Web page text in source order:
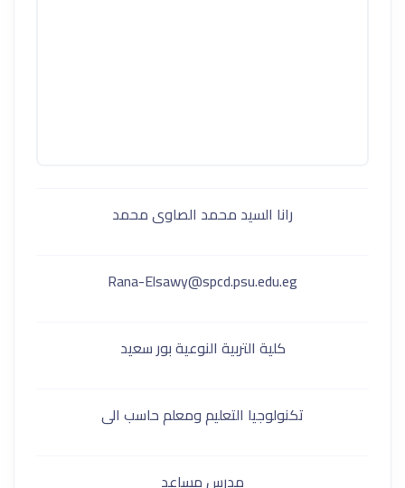
رانا السيد محمد الصاوى محمد
Rana-Elsawy@spcd.psu.edu.eg
كلية التربية النوعية بور سعيد
تكنولوجيا التعليم ومعلم حاسب الى
مدرس مساعد